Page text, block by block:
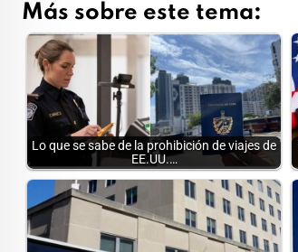
Más sobre este tema:
Lo que se sabe de la prohibición de viajes de
EE.UU.…